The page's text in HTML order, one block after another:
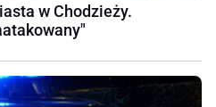
w Chodzieży.